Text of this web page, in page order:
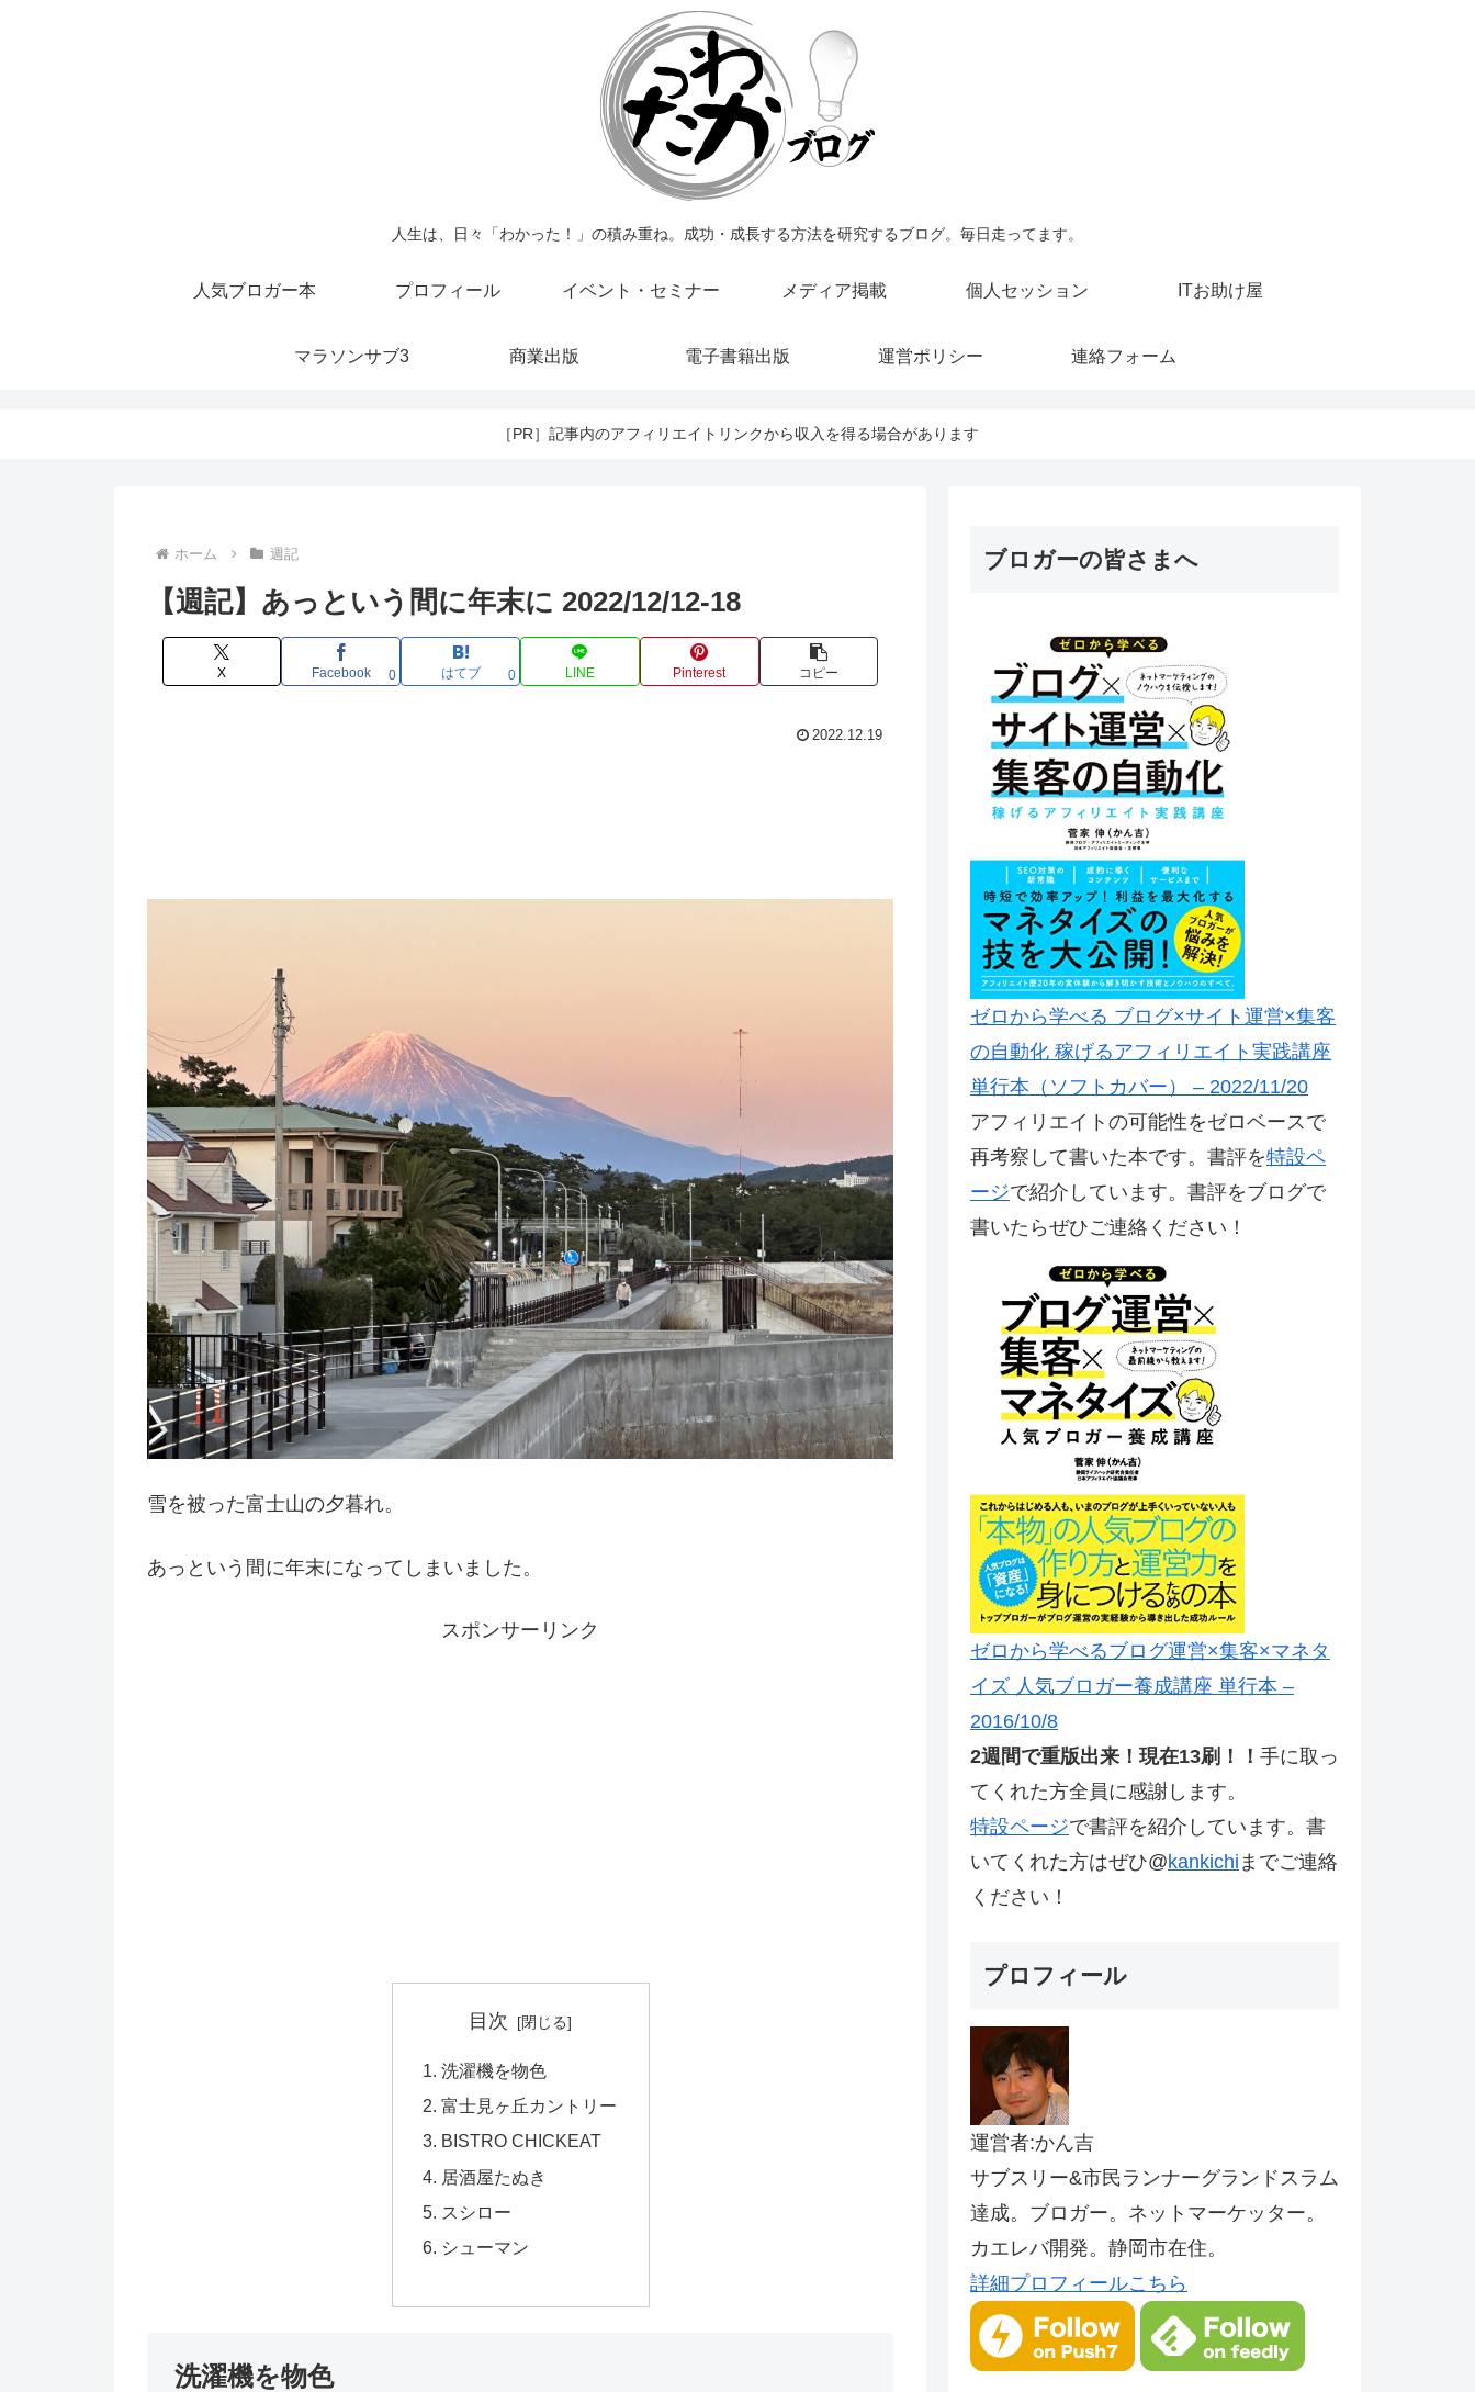
人生は、日々「わかった！」の積み重ね。成功・成長する方法を研究するブログ。毎日走ってます。
人気ブロガー本 プロフィール イベント・セミナー メディア掲載 個人セッション ITお助け屋
マラソンサブ3 商業出版 電子書籍出版 運営ポリシー 連絡フォーム
［PR］記事内のアフィリエイトリンクから収入を得る場合があります
ホーム 週記
【週記】あっという間に年末に 2022/12/12-18
X Facebook 0 はてブ 0 LINE Pinterest コピー
2022.12.19
雪を被った富士山の夕暮れ。
あっという間に年末になってしまいました。
スポンサーリンク
目次
洗濯機を物色
富士見ヶ丘カントリー
BISTRO CHICKEAT
居酒屋たぬき
スシロー
シューマン
洗濯機を物色
ブロガーの皆さまへ
ゼロから学べる ブログ×サイト運営×集客
の自動化 稼げるアフィリエイト実践講座
単行本（ソフトカバー） – 2022/11/20
アフィリエイトの可能性をゼロベースで
再考察して書いた本です。書評を特設ペ
ージで紹介しています。書評をブログで
書いたらぜひご連絡ください！
ゼロから学べるブログ運営×集客×マネタ
イズ 人気ブロガー養成講座 単行本 –
2016/10/8
2週間で重版出来！現在13刷！！ 手に取っ
てくれた方全員に感謝します。
特設ページで書評を紹介しています。書
いてくれた方はぜひ@kankichi までご連絡
ください！
プロフィール
運営者:かん吉
サブスリー&市民ランナーグランドスラム
達成。ブロガー。ネットマーケッター。
カエレバ開発。静岡市在住。
詳細プロフィールこちら